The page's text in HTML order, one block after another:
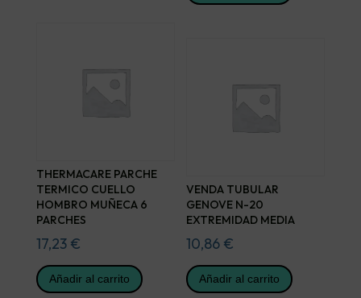
THERMACARE PARCHE
TERMICO CUELLO
HOMBRO MUÑECA 6
PARCHES
17,23 €
Añadir al carrito
VENDA TUBULAR
GENOVE N-20
EXTREMIDAD MEDIA
10,86 €
Añadir al carrito